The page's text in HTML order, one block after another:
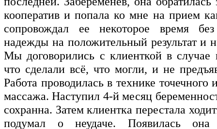
кооператив и попала ко мне на прием
сопровождал ее некоторое время без
надежды на положительный результат и
Мы договорились с клиенткой в случае
что сделали всё, что могли, и не
Работа проводилась в технике точечного
массажа. Наступил 4-й месяц
сохранна. Затем клиентка перестала
подумал о неудаче. Появилась